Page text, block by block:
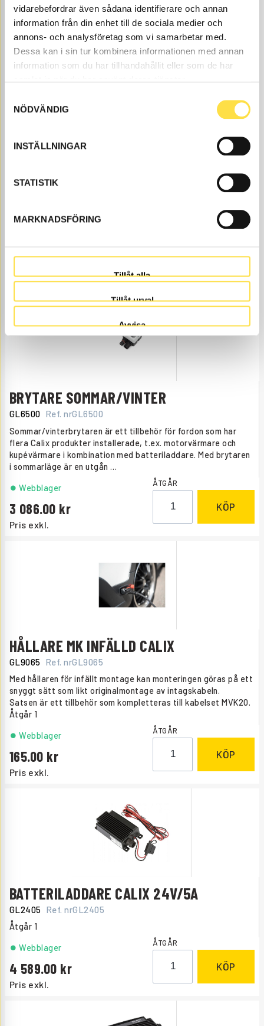
vidarebefordrar även sådana identifierare och annan
information från din enhet till de sociala medier och
annons- och analysföretag som vi samarbetar med.
Dessa kan i sin tur kombinera informationen med annan
information som du har tillhandahållit eller som de har
NÖDVÄNDIG
INSTÄLLNINGAR
STATISTIK
MARKNADSFÖRING
Tillåt alla
Tillåt urval
Avvisa
Pris exkl.
1 342.00 KÖP
GRENUTTAG H
Grenuttag H är det nya smarta grenuttaget som antingen gör
utgången till en Calix batteril
Pris exkl.
259.00 KÖP
BRYTARE SOMMAR/VINTER
GL6500 Ref. nrGL6500
Sommar/vinterbrytaren är ett tillbehör för fordon som har
flera Calix produkter installerade, t.ex. motorvärmare och
kupévärmare i kombination med batteriladdare. Med brytaren
i sommarläge är en utgån …
Pris exkl.
3 086.00
Webblager ÅTGÅR
KÖP
HÅLLARE MK INFÄLLD CALIX
GL9065 Ref. nrGL9065
Med hållaren för infällt montage kan monteringen göras på ett
snyggt sätt som likt originalmontage av intagskabeln.
Satsen är ett tillbehör som kompletteras till kabelset MVK20.
Åtgår 1
Pris exkl.
165.00
Webblager ÅTGÅR
KÖP
BATTERILADDARE CALIX 24V/5A
GL2405 Ref. nrGL2405
Åtgår 1
Pris exkl.
4 589.00
Webblager ÅTGÅR
KÖP